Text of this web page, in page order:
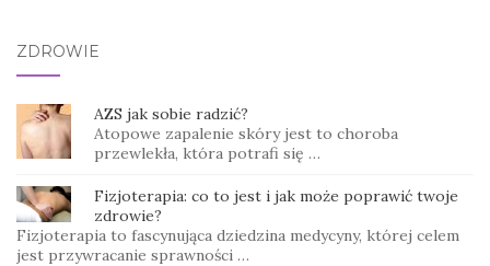
ZDROWIE
AZS jak sobie radzić?
Atopowe zapalenie skóry jest to choroba
przewlekła, która potrafi się …
Fizjoterapia: co to jest i jak może poprawić twoje
zdrowie?
Fizjoterapia to fascynująca dziedzina medycyny, której celem
jest przywracanie sprawności …